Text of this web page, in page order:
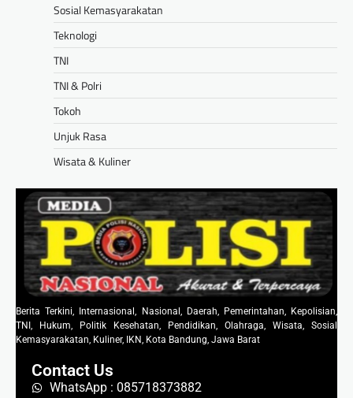
Sosial Kemasyarakatan
Teknologi
TNI
TNI & Polri
Tokoh
Unjuk Rasa
Wisata & Kuliner
Berita Terkini, Internasional, Nasional, Daerah, Pemerintahan, Kepolisian,
TNI, Hukum, Politik Kesehatan, Pendidikan, Olahraga, Wisata, Sosial
Kemasyarakatan, Kuliner, IKN, Kota Bandung, Jawa Barat
Contact Us
WhatsApp : 085718373882